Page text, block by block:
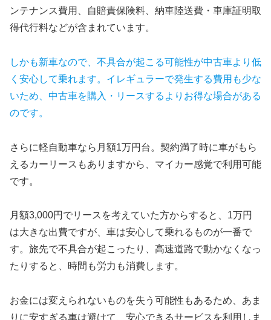
ンテナンス費用、自賠責保険料、納車陸送費・車庫証明取
得代行料などが含まれています。
しかも新車なので、不具合が起こる可能性が中古車より低
く安心して乗れます。イレギュラーで発生する費用も少な
いため、中古車を購入・リースするよりお得な場合がある
のです。
さらに軽自動車なら月額1万円台。契約満了時に車がもら
えるカーリースもありますから、マイカー感覚で利用可能
です。
月額3,000円でリースを考えていた方からすると、1万円
は大きな出費ですが、車は安心して乗れるものが一番で
す。旅先で不具合が起こったり、高速道路で動かなくなっ
たりすると、時間も労力も消費します。
お金には変えられないものを失う可能性もあるため、あま
りに安すぎる車は避けて、安心できるサービスを利用しま